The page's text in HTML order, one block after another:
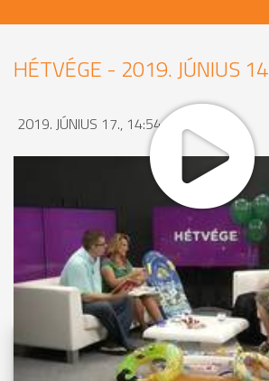
HÉTVÉGE - 2019. JÚNIUS
2019. JÚNIUS 17., 14:54
MEGOSZTÁS
Videóink
Youtube-csatornánkon